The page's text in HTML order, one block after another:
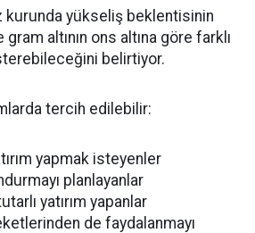
kurunda yükseliş beklentisinin
altının ons altına göre farklı
belirtiyor.
tercih edilebilir:
yapmak isteyenler
planlayanlar
yatırım yapanlar
de faydalanmayı